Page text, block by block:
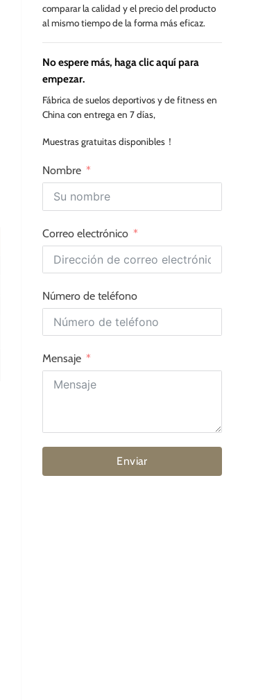
comparar la calidad y el precio del producto
al mismo tiempo de la forma más eficaz.
No espere más, haga clic aquí para
empezar.
Fábrica de suelos deportivos y de fitness en
China con entrega en 7 días,
Muestras gratuitas disponibles！
Nombre
Correo electrónico
Número de teléfono
Mensaje
Enviar